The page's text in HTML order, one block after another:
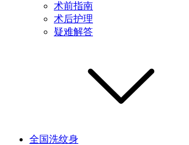
术前指南
术后护理
疑难解答
全国洗纹身